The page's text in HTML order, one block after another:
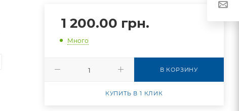
1 200.00 грн.
Много
В КОРЗИНУ
КУПИТЬ В 1 КЛИК